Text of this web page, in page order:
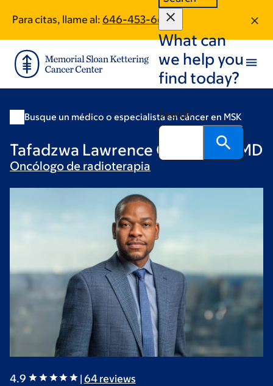
main
content
footer
Para citas, llame al: 646-453-6652
What can
we help you
find today?
Search
Busque un médico o especialista en cáncer en MSK
Tafadzwa Lawrence Chaunzwa, MD
Oncólogo de radioterapia
4.9 | 64reviews